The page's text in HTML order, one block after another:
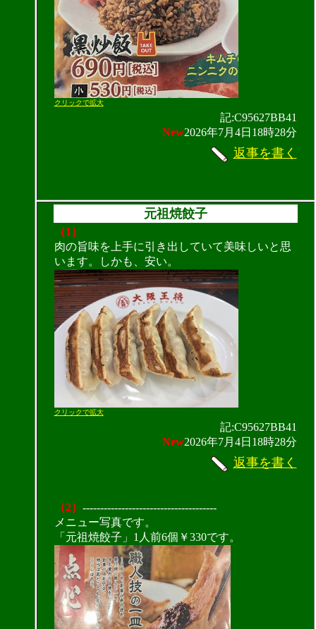
クリックで拡大
記:C95627BB41
New2026年7月4日18時28分
返事を書く
元祖焼餃子
（1）
肉の旨味を上手に引き出していて美味しいと思
います。しかも、安い。
クリックで拡大
記:C95627BB41
New2026年7月4日18時28分
返事を書く
（2） --------------------------------------
メニュー写真です。
「元祖焼餃子」1人前6個￥330です。